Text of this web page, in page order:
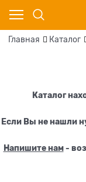
Главная Каталог
Каталог
Если Вы не нашли
Напишите нам-